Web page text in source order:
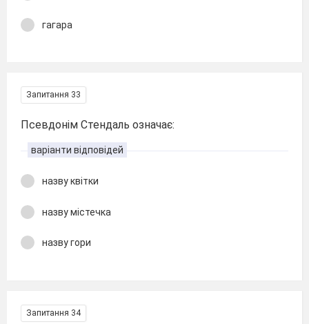
гагара
Запитання 33
Псевдонім Стендаль означає:
варіанти відповідей
назву квітки
назву містечка
назву гори
Запитання 34